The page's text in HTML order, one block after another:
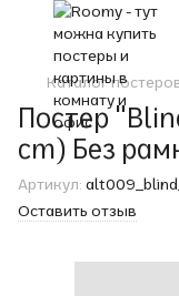
Каталог
Постер
cm) Без
Артикул:
Оставить отзыв